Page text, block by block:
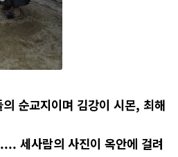
순교지이며 김강이 시몬, 최해
세사람의 사진이 옥안에 걸려